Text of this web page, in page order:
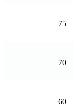
75
70
60